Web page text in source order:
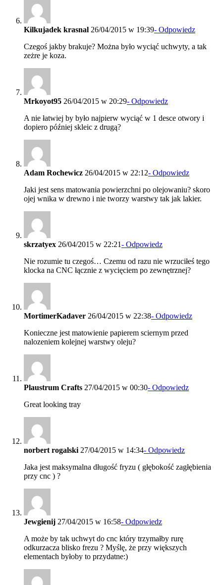
Kilkujadek krasnal 26/04/2015 w 19:39- Odpowiedz
Czegoś jakby brakuje? Można było wyciąć uchwyty, a tak
zeżre je koza.
Mrkoyot95 26/04/2015 w 20:29- Odpowiedz
A nie łatwiej by było najpierw wyciąć w 1 desce otwory i
dopiero później skleic z drugą?
Adam Rochewicz 26/04/2015 w 22:12- Odpowiedz
Jaki jest sens matowania powierzchni po olejowaniu? skoro
ojej wnika w drewno i nie tworzy warstwy tak jak lakier.
skrzatyex 26/04/2015 w 22:21- Odpowiedz
Nie rozumie tu czegoś… Czemu od razu nie wrzuciłeś tego
klocka na CNC łącznie z wycięciem po zewnętrznej?
MortimerKadaver 26/04/2015 w 22:38- Odpowiedz
Konieczne jest matowienie papierem sciernym przed
nalozeniem kolejnej warstwy oleju?
Plaustrum Crafts 27/04/2015 w 00:30- Odpowiedz
Great looking tray
norbert rogalski 27/04/2015 w 14:34- Odpowiedz
Jaka jest maksymalna długość fryzu ( głębokość zagłębienia
przy cnc ) ?
Jewgienij 27/04/2015 w 16:58- Odpowiedz
A może by tak uchwyt do cnc który trzymałby rurę
odkurzacza blisko frezu ? Myślę, że przy większych
elementach byłoby to przydatne:)